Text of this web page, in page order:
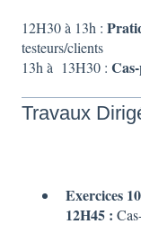
12H30 à 13h :
testeurs/clients
13h à 13H30 :
Travaux
Exercices
12H45 :